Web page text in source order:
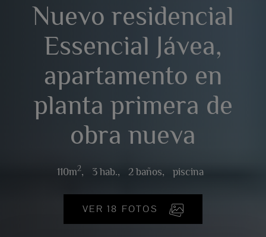
Nuevo residencial
Essencial Jávea,
apartamento en
planta primera de
obra nueva
110m2, 3 hab., 2 baños, piscina
VER 18 FOTOS